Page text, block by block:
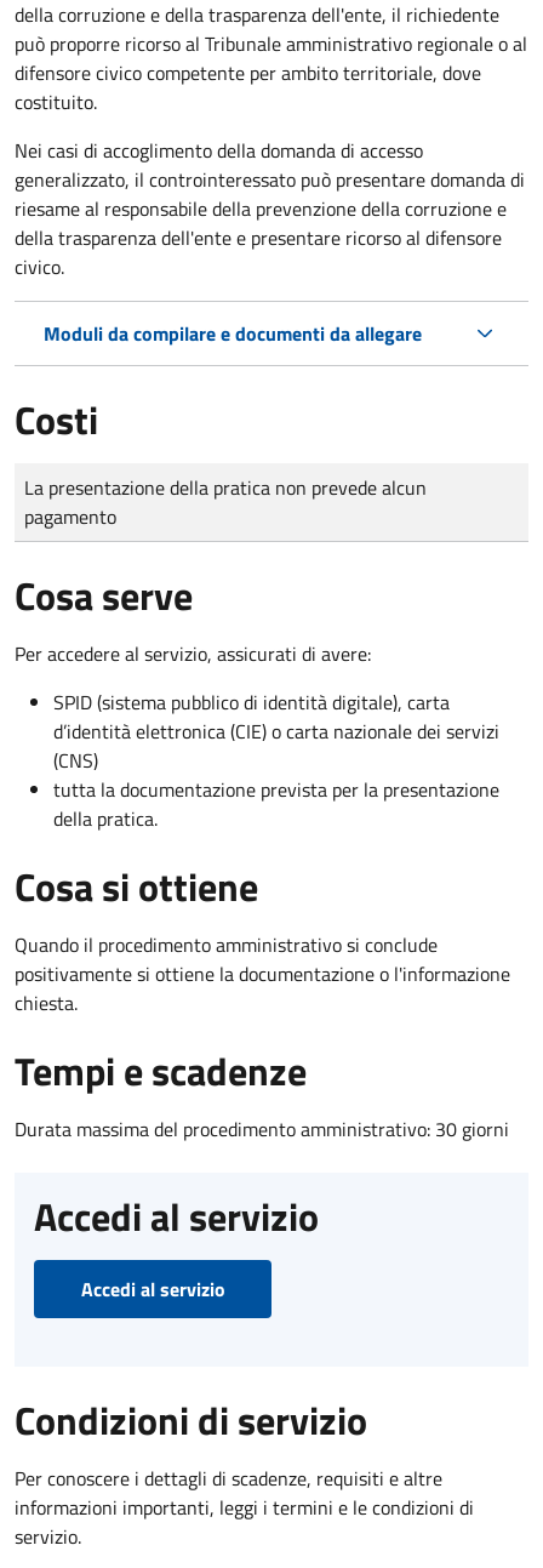
della corruzione e della trasparenza dell'ente, il richiedente
può proporre ricorso al Tribunale amministrativo regionale o al
difensore civico competente per ambito territoriale, dove
costituito.
Nei casi di accoglimento della domanda di accesso
generalizzato, il controinteressato può presentare domanda di
riesame al responsabile della prevenzione della corruzione e
della trasparenza dell'ente e presentare ricorso al difensore
civico.
Moduli da compilare e documenti da allegare
Costi
Tipo di pagamento
Importo
La presentazione della pratica non prevede alcun
pagamento
Cosa serve
Per accedere al servizio, assicurati di avere:
SPID (sistema pubblico di identità digitale), carta
d’identità elettronica (CIE) o carta nazionale dei servizi
(CNS)
tutta la documentazione prevista per la presentazione
della pratica.
Cosa si ottiene
Quando il procedimento amministrativo si conclude
positivamente si ottiene la documentazione o l'informazione
chiesta.
Tempi e scadenze
Durata massima del procedimento amministrativo: 30 giorni
Accedi al servizio
Accedi al servizio
Condizioni di servizio
Per conoscere i dettagli di scadenze, requisiti e altre
informazioni importanti, leggi i termini e le condizioni di
servizio.